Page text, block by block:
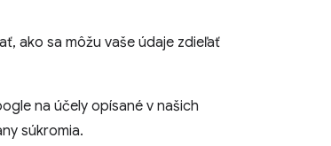
ako sa môžu vaše údaje zdieľať
na účely opísané v našich
súkromia.